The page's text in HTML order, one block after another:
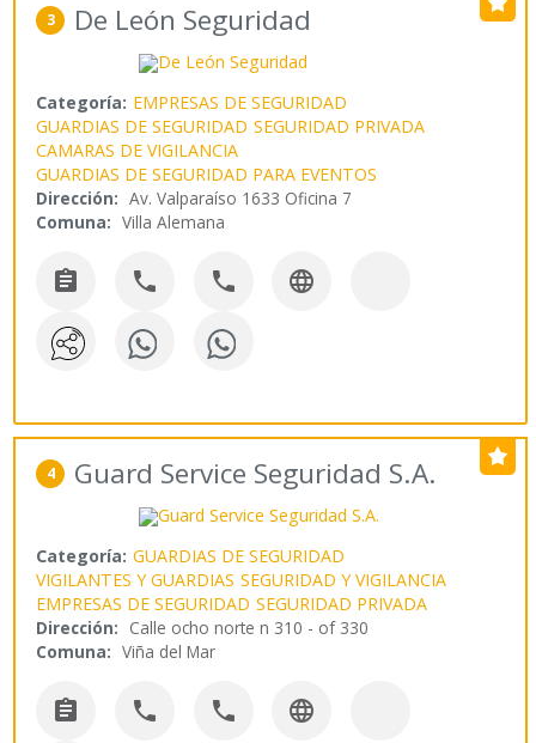
3 De León Seguridad
Categoría: EMPRESAS DE SEGURIDAD
GUARDIAS DE SEGURIDAD SEGURIDAD PRIVADA
CAMARAS DE VIGILANCIA
GUARDIAS DE SEGURIDAD PARA EVENTOS
Dirección: Av. Valparaíso 1633 Oficina 7
Comuna: Villa Alemana
   
4 Guard Service Seguridad S.A.
Categoría: GUARDIAS DE SEGURIDAD
VIGILANTES Y GUARDIAS SEGURIDAD Y VIGILANCIA
EMPRESAS DE SEGURIDAD SEGURIDAD PRIVADA
Dirección: Calle ocho norte n 310 - of 330
Comuna: Viña del Mar
   